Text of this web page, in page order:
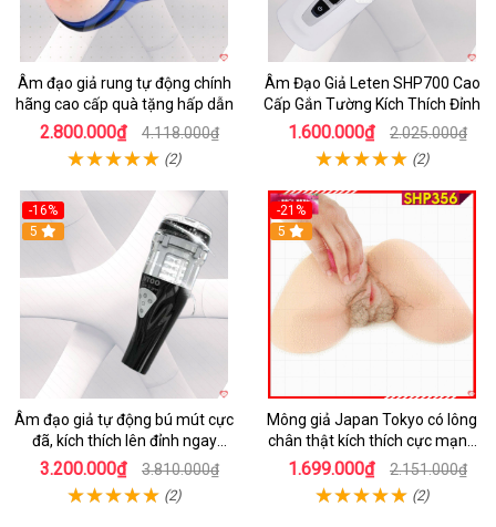
Âm đạo giả rung tự động chính
hãng cao cấp quà tặng hấp dẫn
2.800.000₫ 4.118.000₫
(2)
Âm Đạo Giả Leten SHP700 Cao
Cấp Gắn Tường Kích Thích Đỉnh
1.600.000₫ 2.025.000₫
(2)
-16%
5
Âm đạo giả tự động bú mút cực
đã, kích thích lên đỉnh ngay
SHP777
3.200.000₫ 3.810.000₫
(2)
-21%
5
Mông giả Japan Tokyo có lông
chân thật kích thích cực mạnh
nam thủ dâm
1.699.000₫ 2.151.000₫
(2)